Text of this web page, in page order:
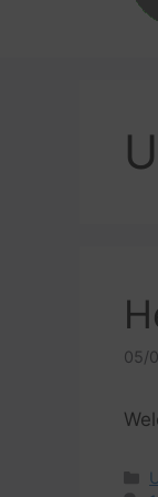
05/